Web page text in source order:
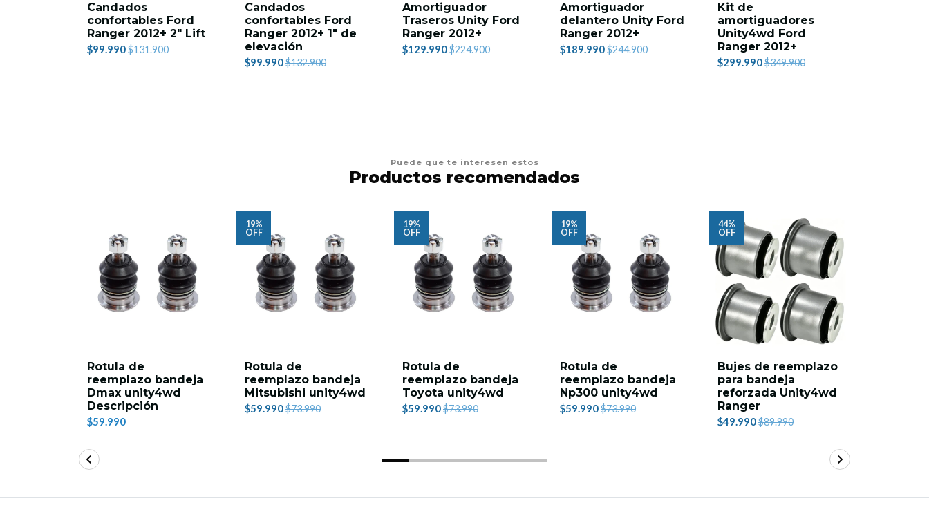
Candados
confortables Ford
Ranger 2012+ 2" Lift
$99.990$131.900
Candados
confortables Ford
Ranger 2012+ 1" de
elevación
$99.990$132.900
Amortiguador
Traseros Unity Ford
Ranger 2012+
$129.990$224.900
Amortiguador
delantero Unity Ford
Ranger 2012+
$189.990$244.900
Kit de
amortiguadores
Unity4wd Ford
Ranger 2012+
$299.990$349.900
Puede que te interesen estos
Productos recomendados
Rotula de
reemplazo bandeja
Dmax unity4wd
Descripción
$59.990
19%
OFF
Rotula de
reemplazo bandeja
Mitsubishi unity4wd
$59.990$73.990
19%
OFF
Rotula de
reemplazo bandeja
Toyota unity4wd
$59.990$73.990
19%
OFF
Rotula de
reemplazo bandeja
Np300 unity4wd
$59.990$73.990
44%
OFF
Bujes de reemplazo
para bandeja
reforzada Unity4wd
Ranger
$49.990$89.990